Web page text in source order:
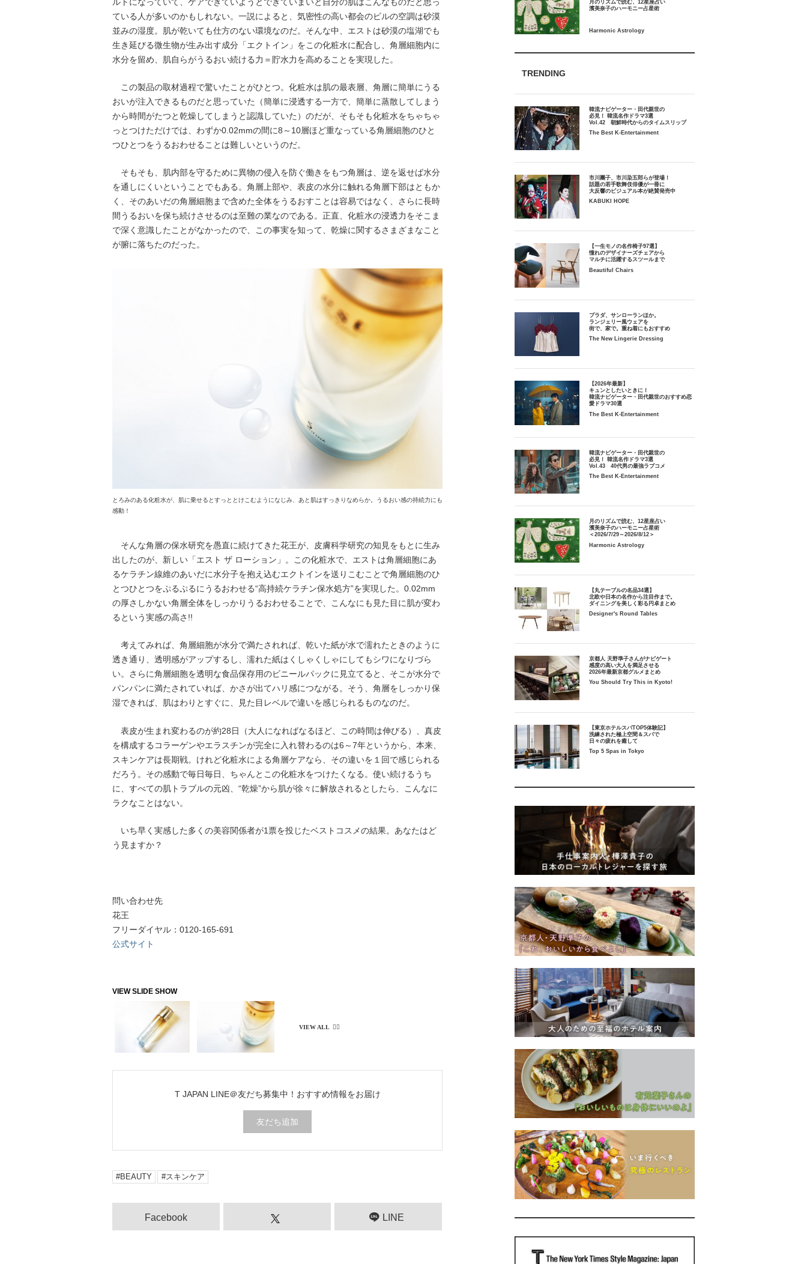
ている人が多いのかもしれない。一説によると、気密性の高い都会のビルの空調は砂漠
並みの湿度。肌が乾いても仕方のない環境なのだ。そんな中、エストは砂漠の塩湖でも
生き延びる微生物が生み出す成分「エクトイン」をこの化粧水に配合し、角層細胞内に
水分を留め、肌自らがうるおい続ける力＝貯水力を高めることを実現した。
この製品の取材過程で驚いたことがひとつ。化粧水は肌の最表層、角層に簡単にうる
おいが注入できるものだと思っていた（簡単に浸透する一方で、簡単に蒸散してしまう
から時間がたつと乾燥してしまうと認識していた）のだが、そもそも化粧水をちゃちゃ
っとつけただけでは、わずか0.02mmの間に8～10層ほど重なっている角層細胞のひと
つひとつをうるおわせることは難しいというのだ。
そもそも、肌内部を守るために異物の侵入を防ぐ働きをもつ角層は、逆を返せば水分
を通しにくいということでもある。角層上部や、表皮の水分に触れる角層下部はともか
く、そのあいだの角層細胞まで含めた全体をうるおすことは容易ではなく、さらに長時
間うるおいを保ち続けさせるのは至難の業なのである。正直、化粧水の浸透力をそこま
で深く意識したことがなかったので、この事実を知って、乾燥に関するさまざまなこと
が腑に落ちたのだった。
とろみのある化粧水が、肌に乗せるとすっととけこむようになじみ、あと肌はすっきりなめらか。うるおい感の持続力にも
感動！
そんな角層の保水研究を愚直に続けてきた花王が、皮膚科学研究の知見をもとに生み
出したのが、新しい「エスト ザ ローション」。この化粧水で、エストは角層細胞にあ
るケラチン線維のあいだに水分子を抱え込むエクトインを送りこむことで角層細胞のひ
とつひとつをぷるぷるにうるおわせる“高持続ケラチン保水処方”を実現した。0.02mm
の厚さしかない角層全体をしっかりうるおわせることで、こんなにも見た目に肌が変わ
るという実感の高さ!!
考えてみれば、角層細胞が水分で満たされれば、乾いた紙が水で濡れたときのように
透き通り、透明感がアップするし、濡れた紙はくしゃくしゃにしてもシワになりづら
い。さらに角層細胞を透明な食品保存用のビニールパックに見立てると、そこが水分で
パンパンに満たされていれば、かさが出てハリ感につながる。そう、角層をしっかり保
湿できれば、肌はわりとすぐに、見た目レベルで違いを感じられるものなのだ。
表皮が生まれ変わるのが約28日（大人になればなるほど、この時間は伸びる）、真皮
を構成するコラーゲンやエラスチンが完全に入れ替わるのは6～7年というから、本来、
スキンケアは長期戦。けれど化粧水による角層ケアなら、その違いを１回で感じられる
だろう。その感動で毎日毎日、ちゃんとこの化粧水をつけたくなる。使い続けるうち
に、すべての肌トラブルの元凶、“乾燥”から肌が徐々に解放されるとしたら、こんなに
ラクなことはない。
いち早く実感した多くの美容関係者が1票を投じたベストコスメの結果。あなたはど
う見ますか？
問い合わせ先
花王
フリーダイヤル：0120-165-691
公式サイト
T JAPAN LINE＠友だち募集中！ おすすめ情報をお届け
友だち追加
BEAUTY スキンケア
Facebook LINE
月のリズムで読む、12星座占い
TRENDING
韓流ナビゲーター・田代親世の
必見！ 韓流名作ドラマ3選
Vol.42 朝鮮時代からのタイムスリップ
The Best K-Entertainment
市川團子、市川染五郎らが登場！
話題の若手歌舞伎俳優が一冊に
大反響のビジュアル本が絶賛発売中
KABUKI HOPE
【一生モノの名作椅子97選】
憧れのデザイナーズチェアから
マルチに活躍するスツールまで
Beautiful Chairs
プラダ、サンローランほか。
ランジェリー風ウェアを
街で、家で。重ね着にもおすすめ
The New Lingerie Dressing
【2026年最新】
キュンとしたいときに！
韓流ナビゲーター・田代親世のおすすめ恋
愛ドラマ30選
The Best K-Entertainment
韓流ナビゲーター・田代親世の
必見！ 韓流名作ドラマ3選
Vol.43 40代男の最強ラブコメ
The Best K-Entertainment
月のリズムで読む、12星座占い
濱美奈子のハーモニー占星術
＜2026/7/29～2026/8/12＞
Harmonic Astrology
【丸テーブルの名品34選】
北欧や日本の名作から注目作まで。
ダイニングを美しく彩る円卓まとめ
Designer's Round Tables
京都人 天野準子さんがナビゲート
感度の高い大人を満足させる
2026年最新京都グルメまとめ
You Should Try This in Kyoto!
【東京ホテルスパTOP5体験記】
洗練された極上空間＆スパで
日々の疲れを癒して
Top 5 Spas in Tokyo